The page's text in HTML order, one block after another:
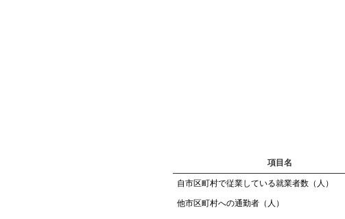
項目名
自市区町村で従業している就業者数（人）
他市区町村への通勤者（人）